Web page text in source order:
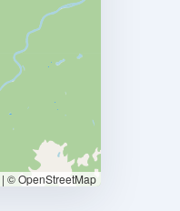
| © OpenStreetMap